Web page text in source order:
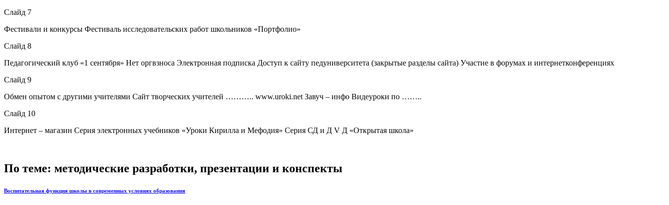
Слайд 7
Фестивали и конкурсы Фестиваль исследовательских работ школьников «Портфолио»
Слайд 8
Педагогический клуб «1 сентября» Нет оргвзноса Электронная подписка Доступ к сайту педуниверситета (закрытые разделы сайта) Участие в форумах и интернетконференциях
Слайд 9
Обмен опытом с другими учителями Сайт творческих учителей ……….. www.uroki.net Завуч – инфо Видеуроки по ……..
Слайд 10
Интернет – магазин Серия электронных учебников «Уроки Кирилла и Мефодия» Серия СД и Д V Д «Открытая школа»
По теме: методические разработки, презентации и конспекты
Воспитательная функция школы в современных условиях образования